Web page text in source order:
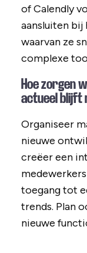
of Calendly
aansluiten bij
waarvan ze
complexe
Hoe zorgen
actueel blijft
Organiseer
nieuwe
creëer een
toegang tot
trends. Plan
nieuwe